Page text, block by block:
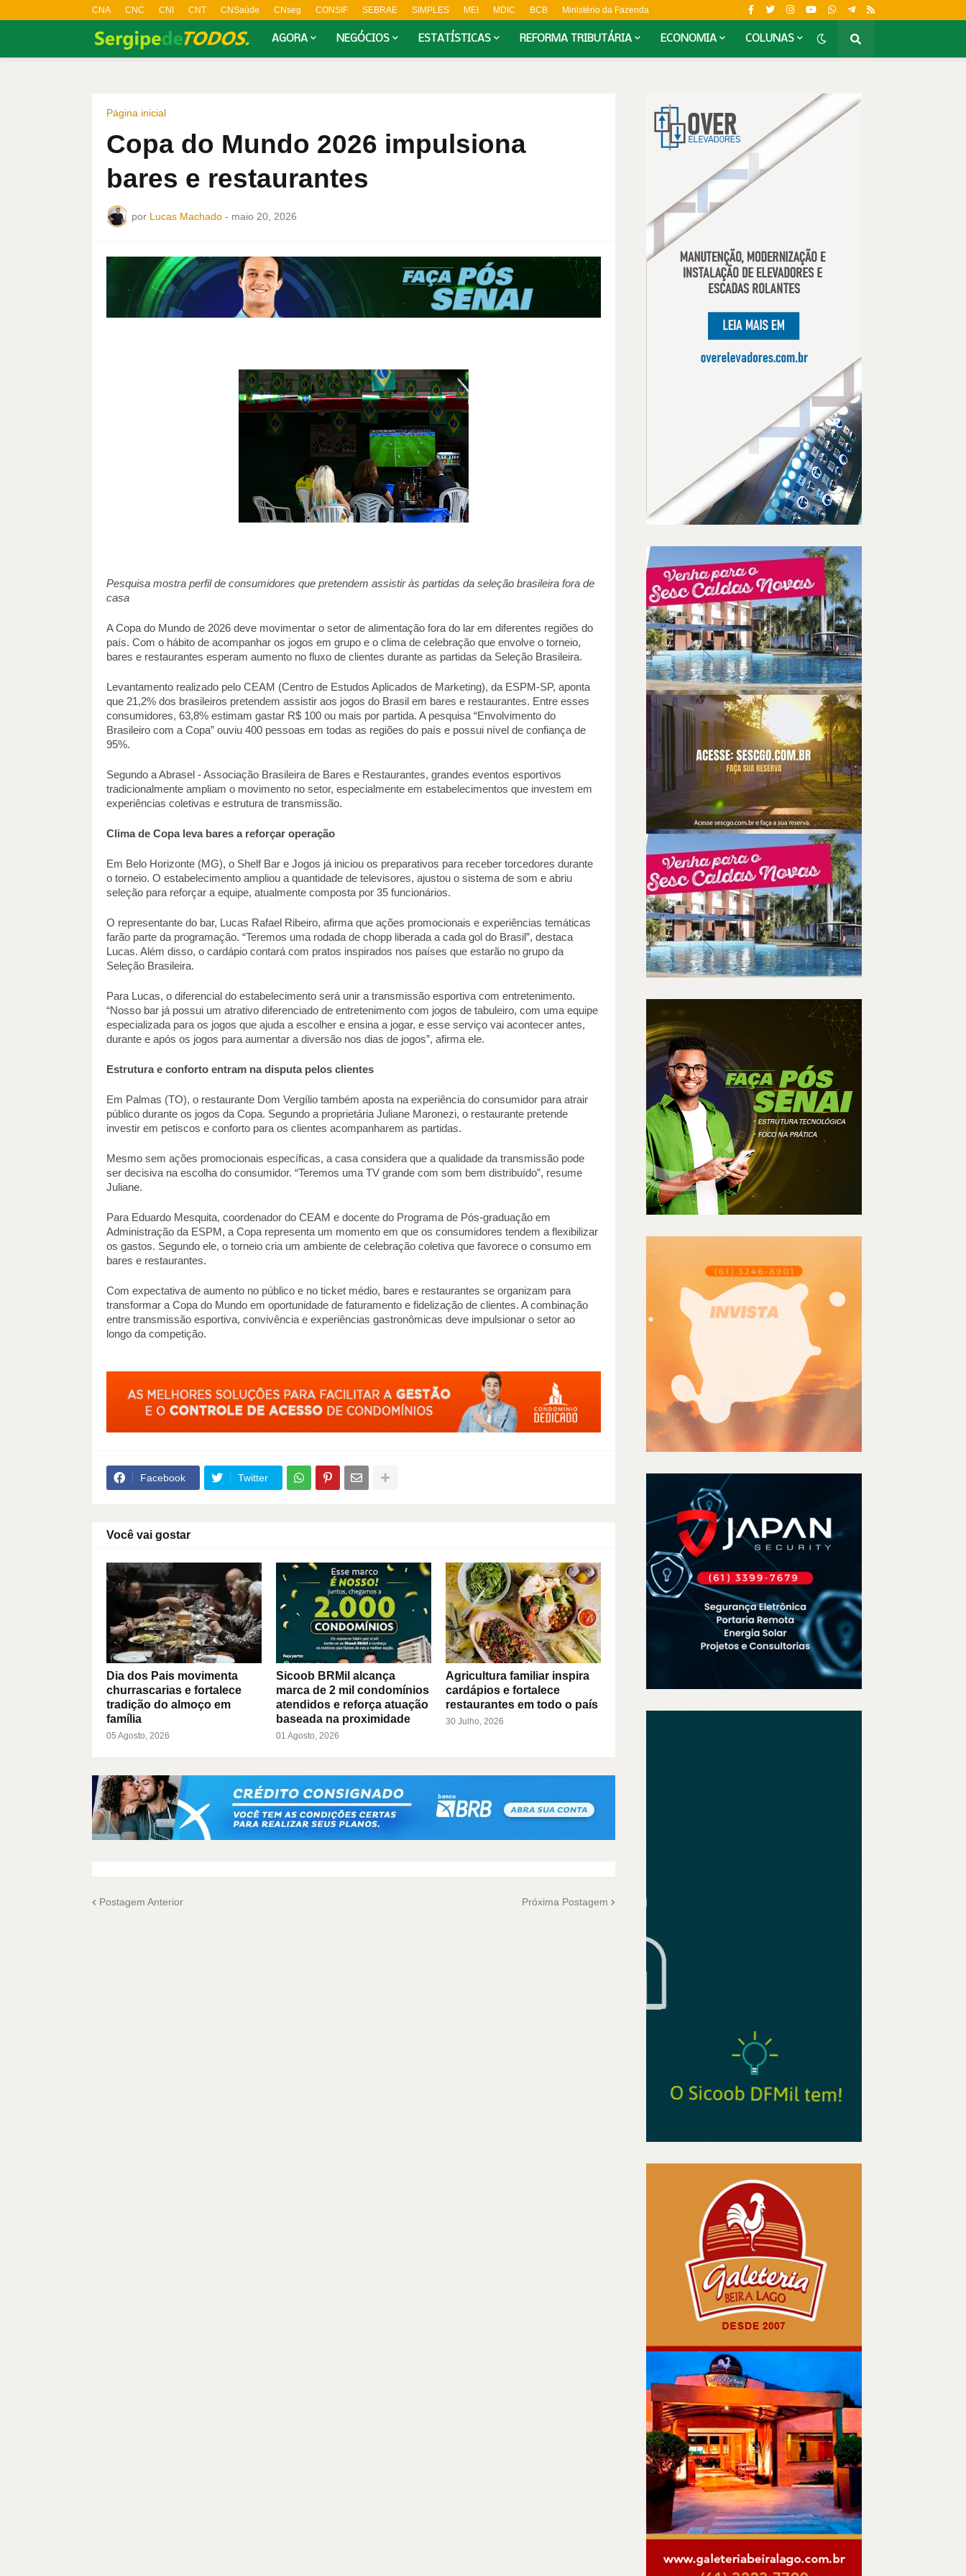
CNA CNC CNI CNT CNSaúde CNseg CONSIF SEBRAE SIMPLES MEI MDIC BCB Ministério da Fazenda
AGORA NEGÓCIOS ESTATÍSTICAS REFORMA TRIBUTÁRIA ECONOMIA COLUNAS
Página inicial
Copa do Mundo 2026 impulsiona
bares e restaurantes
por Lucas Machado - maio 20, 2026
Pesquisa mostra perfil de consumidores que pretendem assistir às partidas da seleção brasileira fora de
casa
A Copa do Mundo de 2026 deve movimentar o setor de alimentação fora do lar em diferentes regiões do
país. Com o hábito de acompanhar os jogos em grupo e o clima de celebração que envolve o torneio,
bares e restaurantes esperam aumento no fluxo de clientes durante as partidas da Seleção Brasileira.
Levantamento realizado pelo CEAM (Centro de Estudos Aplicados de Marketing), da ESPM-SP, aponta
que 21,2% dos brasileiros pretendem assistir aos jogos do Brasil em bares e restaurantes. Entre esses
consumidores, 63,8% estimam gastar R$ 100 ou mais por partida. A pesquisa “Envolvimento do
Brasileiro com a Copa” ouviu 400 pessoas em todas as regiões do país e possui nível de confiança de
95%.
Segundo a Abrasel - Associação Brasileira de Bares e Restaurantes, grandes eventos esportivos
tradicionalmente ampliam o movimento no setor, especialmente em estabelecimentos que investem em
experiências coletivas e estrutura de transmissão.
Clima de Copa leva bares a reforçar operação
Em Belo Horizonte (MG), o Shelf Bar e Jogos já iniciou os preparativos para receber torcedores durante
o torneio. O estabelecimento ampliou a quantidade de televisores, ajustou o sistema de som e abriu
seleção para reforçar a equipe, atualmente composta por 35 funcionários.
O representante do bar, Lucas Rafael Ribeiro, afirma que ações promocionais e experiências temáticas
farão parte da programação. “Teremos uma rodada de chopp liberada a cada gol do Brasil”, destaca
Lucas. Além disso, o cardápio contará com pratos inspirados nos países que estarão no grupo da
Seleção Brasileira.
Para Lucas, o diferencial do estabelecimento será unir a transmissão esportiva com entretenimento.
“Nosso bar já possui um atrativo diferenciado de entretenimento com jogos de tabuleiro, com uma equipe
especializada para os jogos que ajuda a escolher e ensina a jogar, e esse serviço vai acontecer antes,
durante e após os jogos para aumentar a diversão nos dias de jogos”, afirma ele.
Estrutura e conforto entram na disputa pelos clientes
Em Palmas (TO), o restaurante Dom Vergílio também aposta na experiência do consumidor para atrair
público durante os jogos da Copa. Segundo a proprietária Juliane Maronezi, o restaurante pretende
investir em petiscos e conforto para os clientes acompanharem as partidas.
Mesmo sem ações promocionais específicas, a casa considera que a qualidade da transmissão pode
ser decisiva na escolha do consumidor. “Teremos uma TV grande com som bem distribuído”, resume
Juliane.
Para Eduardo Mesquita, coordenador do CEAM e docente do Programa de Pós-graduação em
Administração da ESPM, a Copa representa um momento em que os consumidores tendem a flexibilizar
os gastos. Segundo ele, o torneio cria um ambiente de celebração coletiva que favorece o consumo em
bares e restaurantes.
Com expectativa de aumento no público e no ticket médio, bares e restaurantes se organizam para
transformar a Copa do Mundo em oportunidade de faturamento e fidelização de clientes. A combinação
entre transmissão esportiva, convivência e experiências gastronômicas deve impulsionar o setor ao
longo da competição.
Facebook Twitter
Você vai gostar
Dia dos Pais movimenta
churrascarias e fortalece
tradição do almoço em
família
05 Agosto, 2026
Sicoob BRMil alcança
marca de 2 mil condomínios
atendidos e reforça atuação
baseada na proximidade
01 Agosto, 2026
Agricultura familiar inspira
cardápios e fortalece
restaurantes em todo o país
30 Julho, 2026
Postagem Anterior Próxima Postagem